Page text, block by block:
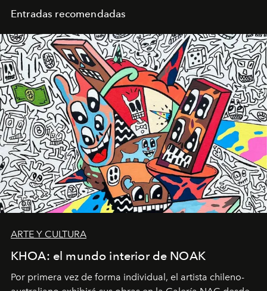
Entradas recomendadas
ARTE Y CULTURA
KHOA: el mundo interior de NOAK
Por primera vez de forma individual, el artista chileno-